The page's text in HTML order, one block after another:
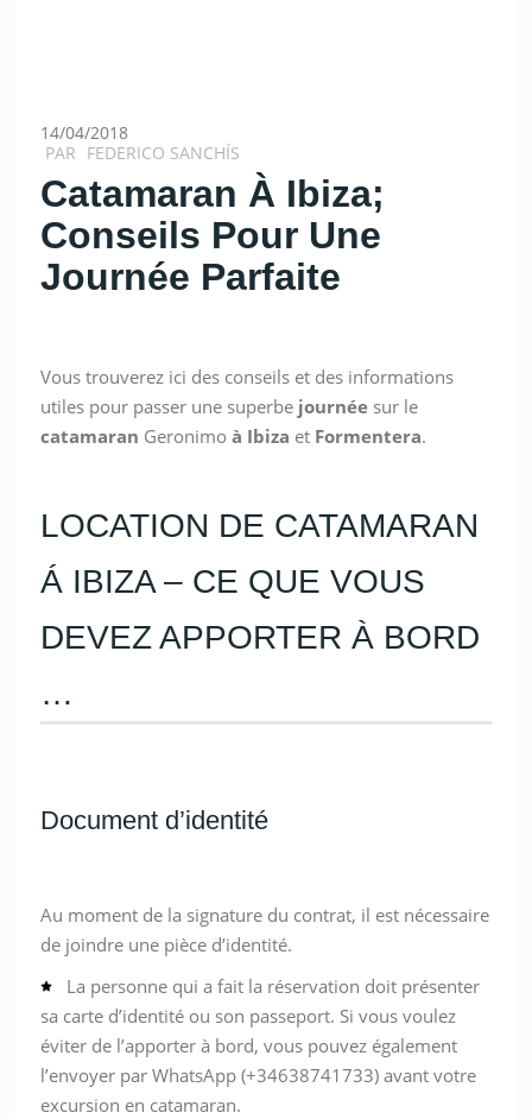
14/04/2018
PAR FEDERICO SANCHÍS
Catamaran À Ibiza;
Conseils Pour Une
Journée Parfaite
Vous trouverez ici des conseils et des informations
utiles pour passer une superbe journée sur le
catamaran Geronimoà Ibiza et Formentera.
LOCATION DE CATAMARAN
Á IBIZA – CE QUE VOUS
DEVEZ APPORTER À BORD
…
Document d’identité
Au moment de la signature du contrat, il est nécessaire
de joindre une pièce d’identité.
La personne qui a fait la réservation doit présenter
sa carte d’identité ou son passeport. Si vous voulez
éviter de l’apporter à bord, vous pouvez également
l’envoyer par WhatsApp (+34638741733) avant votre
excursion en catamaran.